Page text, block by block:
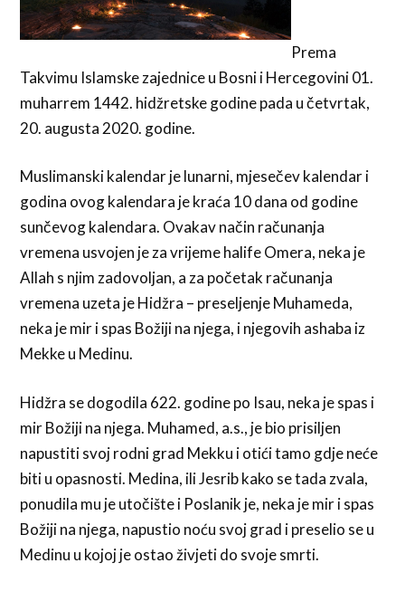
Prema
Takvimu Islamske zajednice u Bosni i Hercegovini 01.
muharrem 1442. hidžretske godine pada u četvrtak,
20. augusta 2020. godine.
Muslimanski kalendar je lunarni, mjesečev kalendar i
godina ovog kalendara je kraća 10 dana od godine
sunčevog kalendara. Ovakav način računanja
vremena usvojen je za vrijeme halife Omera, neka je
Allah s njim zadovoljan, a za početak računanja
vremena uzeta je Hidžra – preseljenje Muhameda,
neka je mir i spas Božiji na njega, i njegovih ashaba iz
Mekke u Medinu.
Hidžra se dogodila 622. godine po Isau, neka je spas i
mir Božiji na njega. Muhamed, a.s., je bio prisiljen
napustiti svoj rodni grad Mekku i otići tamo gdje neće
biti u opasnosti. Medina, ili Jesrib kako se tada zvala,
ponudila mu je utočište i Poslanik je, neka je mir i spas
Božiji na njega, napustio noću svoj grad i preselio se u
Medinu u kojoj je ostao živjeti do svoje smrti.